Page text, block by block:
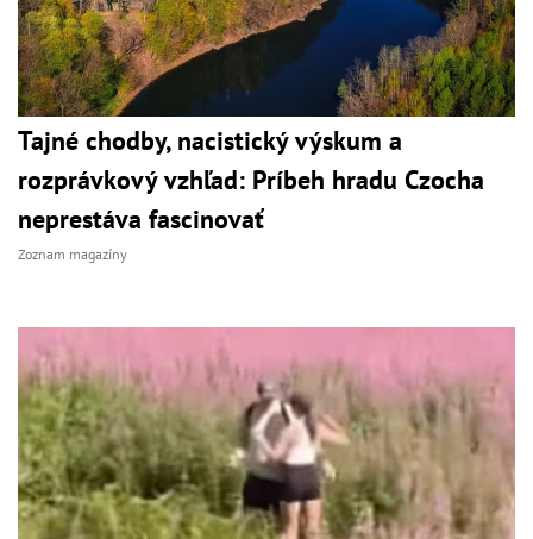
Tajné chodby, nacistický výskum a
rozprávkový vzhľad: Príbeh hradu Czocha
neprestáva fascinovať
Zoznam magazíny